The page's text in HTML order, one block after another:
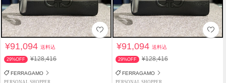
¥91,094送料込
29%OFF ¥128,416
FERRAGAMO
PERSONAL SHOPPER
¥91,094送料込
29%OFF ¥128,416
FERRAGAMO
PERSONAL SHOPPER